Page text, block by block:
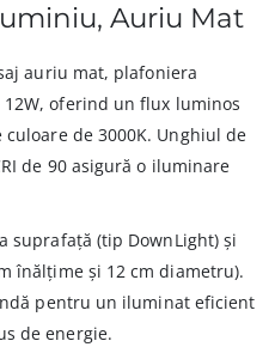
Auriu Mat
auriu mat, plafoniera
oferind un flux luminos
de 3000K. Unghiul de
de 90 asigură o iluminare
suprafață (tip DownLight) și
înălțime și 12 cm diametru).
pentru un iluminat eficient
de energie.